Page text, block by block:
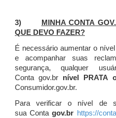
3)
MINHA CONTA
QUE DEVO FAZER?
É necessário aumentar o
e acompanhar suas
segurança, qualquer
Conta gov.br nível PRATA
Consumidor.gov.br.
Para verificar o nível de
sua Contagov.br https://